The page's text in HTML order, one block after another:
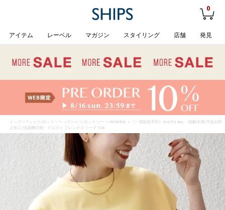
0
アイテム レーベル マガジン スタイリング 店舗 発見
トップ > Tシャツ/カットソー > Tシャツ/カットソー > WOMEN > 《一部追加予約》SHIPS any:〈接触冷感/汗染み防
止加工/洗濯機可能〉ドロスト フレンチスリーブ TEE